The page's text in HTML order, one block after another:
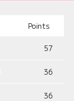
Points
57
36
36